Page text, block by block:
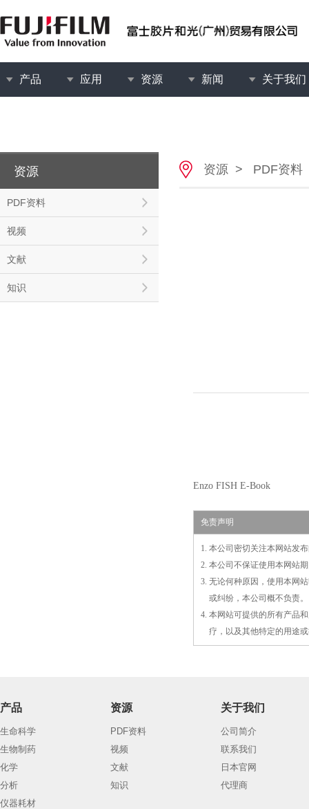
产品 应用 资源 新闻 关于我们
资源
PDF资料
视频
文献
知识
资源 > PDF资料
Enzo FISH E-Book
免责声明
1. 本公司密切关注本网站发
2. 本公司不保证使用本网站
3. 无论何种原因，使用本网
或纠纷，本公司概不负责。
4. 本网站可提供的所有产品
疗，以及其他特定的用途
产品
生命科学
生物制药
化学
分析
仪器耗材
资源
PDF资料
视频
文献
知识
关于我们
公司简介
联系我们
日本官网
代理商